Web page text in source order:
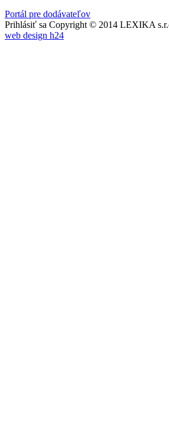
Portál pre dodávateľov
Prihlásiť sa Copyright © 2014 LEXIKA
web design h24